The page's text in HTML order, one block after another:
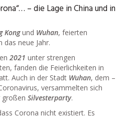
– die Lage in China und in
Kongund Wuhan, feierten
neue Jahr.
2021 unter strengen
fanden die Feierlichkeiten in
Auch in der Stadt Wuhan, dem –
versammelten sich
großen Silvesterparty.
Corona nicht existiert. Es